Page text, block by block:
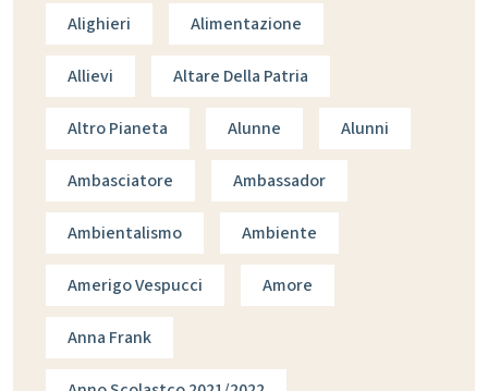
Alighieri Alimentazione
Allievi Altare Della Patria
Altro Pianeta Alunne Alunni
Ambasciatore Ambassador
Ambientalismo Ambiente
Amerigo Vespucci Amore
Anna Frank